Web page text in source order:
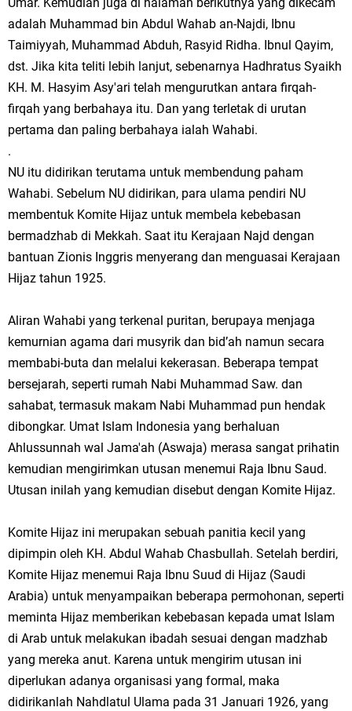
adalah Muhammad bin Abdul Wahab an-Najdi, Ibnu
Taimiyyah, Muhammad Abduh, Rasyid Ridha. Ibnul Qayim,
dst. Jika kita teliti lebih lanjut, sebenarnya Hadhratus Syaikh
KH. M. Hasyim Asy'ari telah mengurutkan antara firqah-
firqah yang berbahaya itu. Dan yang terletak di urutan
pertama dan paling berbahaya ialah Wahabi.
.
NU itu didirikan terutama untuk membendung paham
Wahabi. Sebelum NU didirikan, para ulama pendiri NU
membentuk Komite Hijaz untuk membela kebebasan
bermadzhab di Mekkah. Saat itu Kerajaan Najd dengan
bantuan Zionis Inggris menyerang dan menguasai Kerajaan
Hijaz tahun 1925.
Aliran Wahabi yang terkenal puritan, berupaya menjaga
kemurnian agama dari musyrik dan bid’ah namun secara
membabi-buta dan melalui kekerasan. Beberapa tempat
bersejarah, seperti rumah Nabi Muhammad Saw. dan
sahabat, termasuk makam Nabi Muhammad pun hendak
dibongkar. Umat Islam Indonesia yang berhaluan
Ahlussunnah wal Jama'ah (Aswaja) merasa sangat prihatin
kemudian mengirimkan utusan menemui Raja Ibnu Saud.
Utusan inilah yang kemudian disebut dengan Komite Hijaz.
Komite Hijaz ini merupakan sebuah panitia kecil yang
dipimpin oleh KH. Abdul Wahab Chasbullah. Setelah berdiri,
Komite Hijaz menemui Raja Ibnu Suud di Hijaz (Saudi
Arabia) untuk menyampaikan beberapa permohonan, seperti
meminta Hijaz memberikan kebebasan kepada umat Islam
di Arab untuk melakukan ibadah sesuai dengan madzhab
yang mereka anut. Karena untuk mengirim utusan ini
diperlukan adanya organisasi yang formal, maka
didirikanlah Nahdlatul Ulama pada 31 Januari 1926, yang